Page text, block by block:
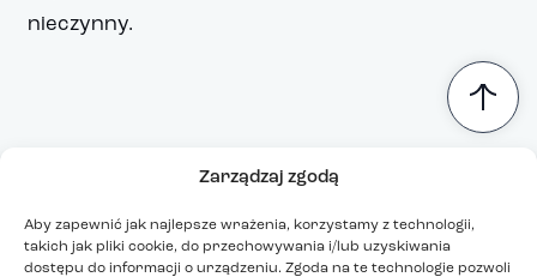
Zarządzaj zgodą
Aby zapewnić jak najlepsze wrażenia, korzystamy z technologii,
takich jak pliki cookie, do przechowywania i/lub uzyskiwania
dostępu do informacji o urządzeniu. Zgoda na te technologie pozwoli
nieczynny.